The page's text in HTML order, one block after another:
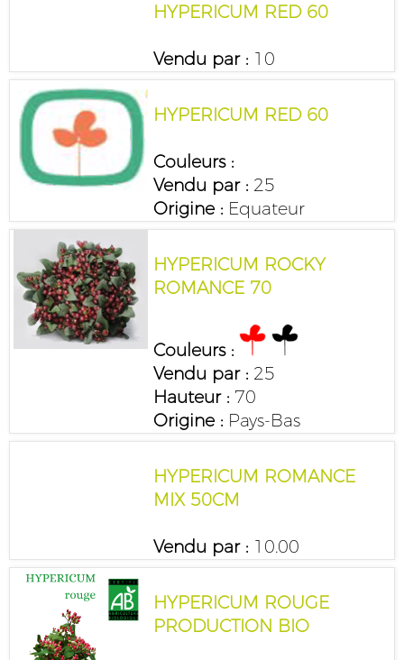
HYPERICUM RED 60
Vendu par :10
HYPERICUM RED 60
Couleurs :
Vendu par :25
Origine :Equateur
HYPERICUM ROCKY
ROMANCE 70
Couleurs :
Vendu par :25
Hauteur :70
Origine :Pays-Bas
HYPERICUM ROMANCE
MIX 50CM
Vendu par :10.00
HYPERICUM ROUGE
PRODUCTION BIO